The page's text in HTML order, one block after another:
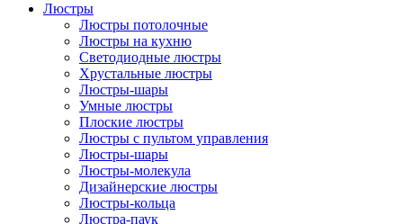
Люстры
Люстры потолочные
Люстры на кухню
Светодиодные люстры
Хрустальные люстры
Люстры-шары
Умные люстры
Плоские люстры
Люстры с пультом управления
Люстры-шары
Люстры-молекула
Дизайнерские люстры
Люстры-кольца
Люстра-паук